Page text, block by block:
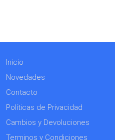
Inicio
Novedades
Contacto
Políticas de Privacidad
Cambios y Devoluciones
Terminos y Condiciones